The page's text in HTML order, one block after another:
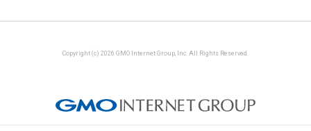
Copyright (c) 2026 GMO Internet Group, Inc. All Rights Reserved.